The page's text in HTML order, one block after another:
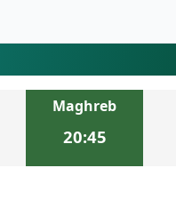
Maghreb
20:45